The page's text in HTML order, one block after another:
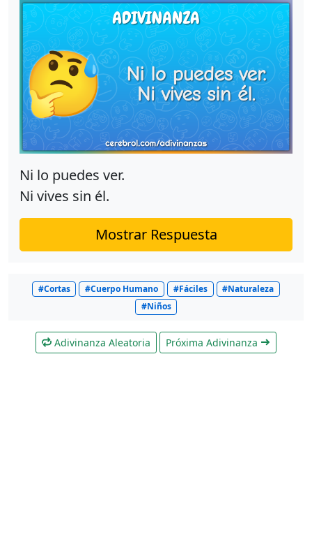
Ni lo puedes ver.
Ni vives sin él.
Mostrar Respuesta
#Cortas #Cuerpo Humano #Fáciles
#Naturaleza
#Niños
Adivinanza Aleatoria Próxima Adivinanza